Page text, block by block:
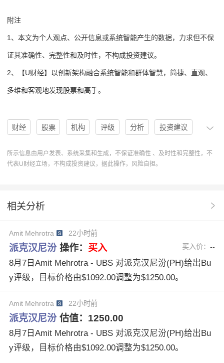
附注
1、本文为个人观点、公开信息或系统智能产生的数据，力求但不保
证其准确性、完整性和及时性，不构成投资建议。
2、【U财经】以创新架构融合系统智能和群体智慧，简捷、直观、
多维和客观地发现股票和高手。
财经 股票 机构 评级 分析 投资建议
买入 买入评级 U股票 协作 操作
评级机构
AndrewKaplowitz JosephODea
所示信息由用户发表、系统采集和生成，不保证准确性 、及时性和完整性，不
代表U财经立场，不构成投资建议，据此操作，风险自担。
相关分析
Amit Mehrotra 22小时前
派克汉尼汾 操作： 买入 买入价：--
8月7日Amit Mehrotra - UBS 对派克汉尼汾(PH)给出Bu
y评级，目标价格由$1092.00调整为$1250.00。
Amit Mehrotra 22小时前
派克汉尼汾 估值： 1250.00
8月7日Amit Mehrotra - UBS 对派克汉尼汾(PH)给出Bu
y评级，目标价格由$1092.00调整为$1250.00。